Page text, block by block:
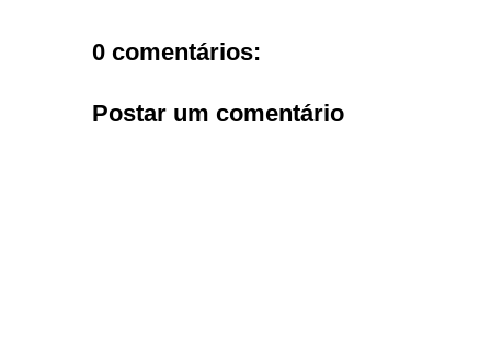
0 comentários:
Postar um comentário